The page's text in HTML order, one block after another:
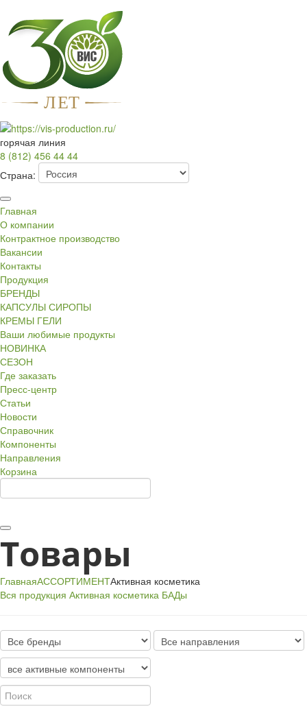
ЛЕТ
горячая линия
8 (812) 456 44 44
Страна:
Главная
О компании
Контрактное производство
Вакансии
Контакты
Продукция
БРЕНДЫ
КАПСУЛЫ СИРОПЫ
КРЕМЫ ГЕЛИ
Ваши любимые продукты
НОВИНКА
СЕЗОН
Где заказать
Пресс-центр
Статьи
Новости
Справочник
Компоненты
Направления
Корзина
Товары
ГлавнаяАССОРТИМЕНТАктивная косметика
Вся продукция Активная косметика БАДы